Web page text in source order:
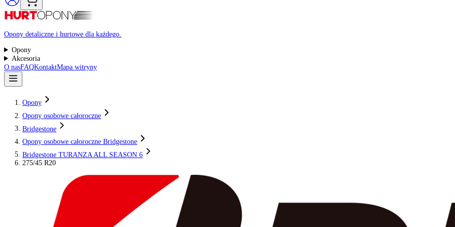
Opony detaliczne i hurtowe dla każdego.
Opony
O nasFAQKontakt
Opony
Opony osobowe całoroczne
Bridgestone
Opony osobowe całoroczne Bridgestone
Bridgestone TURANZA ALL SEASON 6
275/45 R20